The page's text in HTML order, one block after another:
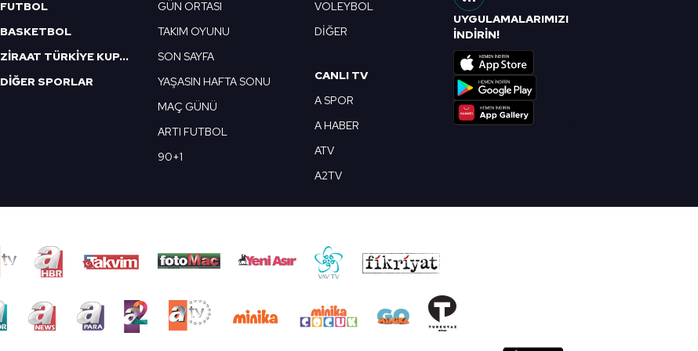
FUTBOL
BASKETBOL
ZİRAAT TÜRKİYE KUPASI
DİĞER SPORLAR
GÜN ORTASI
TAKIM OYUNU
SON SAYFA
YAŞASIN HAFTA SONU
MAÇ GÜNÜ
ARTI FUTBOL
90+1
VOLEYBOL
DİĞER
CANLI TV
A SPOR
A HABER
ATV
A2TV
UYGULAMALARIMIZI
İNDİRİN!